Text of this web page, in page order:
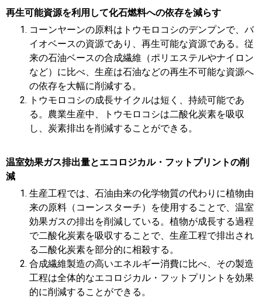
再生可能資源を利用して化石燃料への依存を減らす
コーンヤーンの原料はトウモロコシのデンプンで、バ
イオベースの資源であり、再生可能な資源である。従
来の石油ベースの合成繊維（ポリエステルやナイロン
など）に比べ、生産は石油などの再生不可能な資源へ
の依存を大幅に削減する。
トウモロコシの成長サイクルは短く、持続可能であ
る。農業生産中、トウモロコシは二酸化炭素を吸収
し、炭素排出を削減することができる。
温室効果ガス排出量とエコロジカル・フットプリントの削
減
生産工程では、石油由来の化学物質の代わりに植物由
来の原料（コーンスターチ）を使用することで、温室
効果ガスの排出を削減している。植物が成長する過程
で二酸化炭素を吸収することで、生産工程で排出され
る二酸化炭素を部分的に相殺する。
合成繊維製造の高いエネルギー消費に比べ、その製造
工程は全体的なエコロジカル・フットプリントを効果
的に削減することができる。